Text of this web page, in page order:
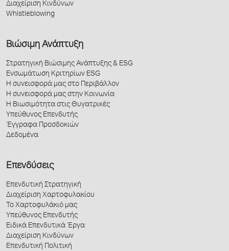
Διαχείριση Κινδύνων
Whistleblowing
Βιώσιμη Ανάπτυξη
Στρατηγική Βιώσιμης Ανάπτυξης & ESG
Ενσωμάτωση Κριτηρίων ESG
Η συνεισφορά μας στο Περιβάλλον
Η συνεισφορά μας στην Κοινωνία
Η Βιωσιμότητα στις Θυγατρικές
Υπεύθυνος Επενδυτής
Έγγραφα Προσδοκιών
Δεδομένα
Επενδύσεις
Επενδυτική Στρατηγική
Διαχείριση Χαρτοφυλακίου
Το Χαρτοφυλάκιό μας
Υπεύθυνος Επενδυτής
Ειδικά Επενδυτικά Έργα
Διαχείριση Κινδύνων
Επενδυτική Πολιτική